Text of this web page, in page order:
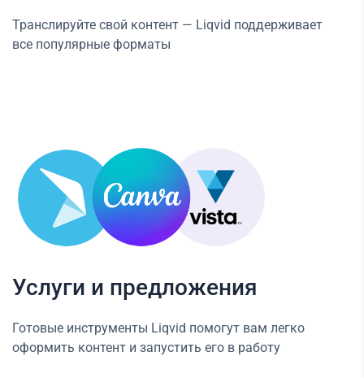
Транслируйте свой контент — Liqvid поддерживает
все популярные форматы
Услуги и предложения
Готовые инструменты Liqvid помогут вам легко
оформить контент и запустить его в работу